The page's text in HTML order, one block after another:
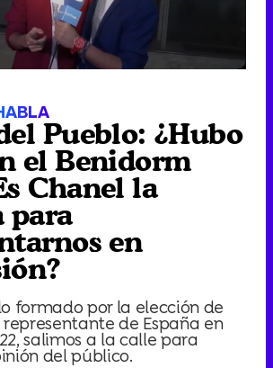
Unmute
Pueblo: ¿Hubo
el Benidorm
Chanel la
para
en
formado por la elección de
de España en
salimos a la calle para
del público.